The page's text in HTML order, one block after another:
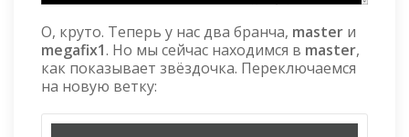
О, круто. Теперь у нас два бранча, master и
megafix1. Но мы сейчас находимся в master,
как показывает звёздочка. Переключаемся
на новую ветку: